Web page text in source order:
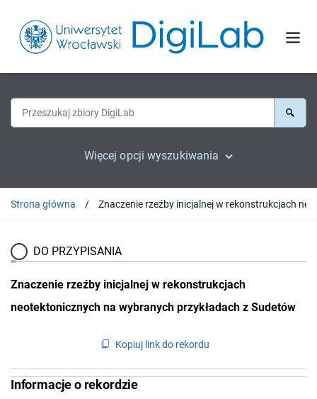
Więcej opcji wyszukiwania
Strona główna
DO PRZYPISANIA
Znaczenie rzeźby inicjalnej w rekonstrukcjach
neotektonicznych na wybranych przykładach z Sudetów
Kopiuj link do rekordu
Informacje o rekordzie